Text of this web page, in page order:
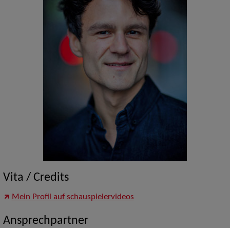
Vita / Credits
Mein Profil auf schauspielervideos
Ansprechpartner